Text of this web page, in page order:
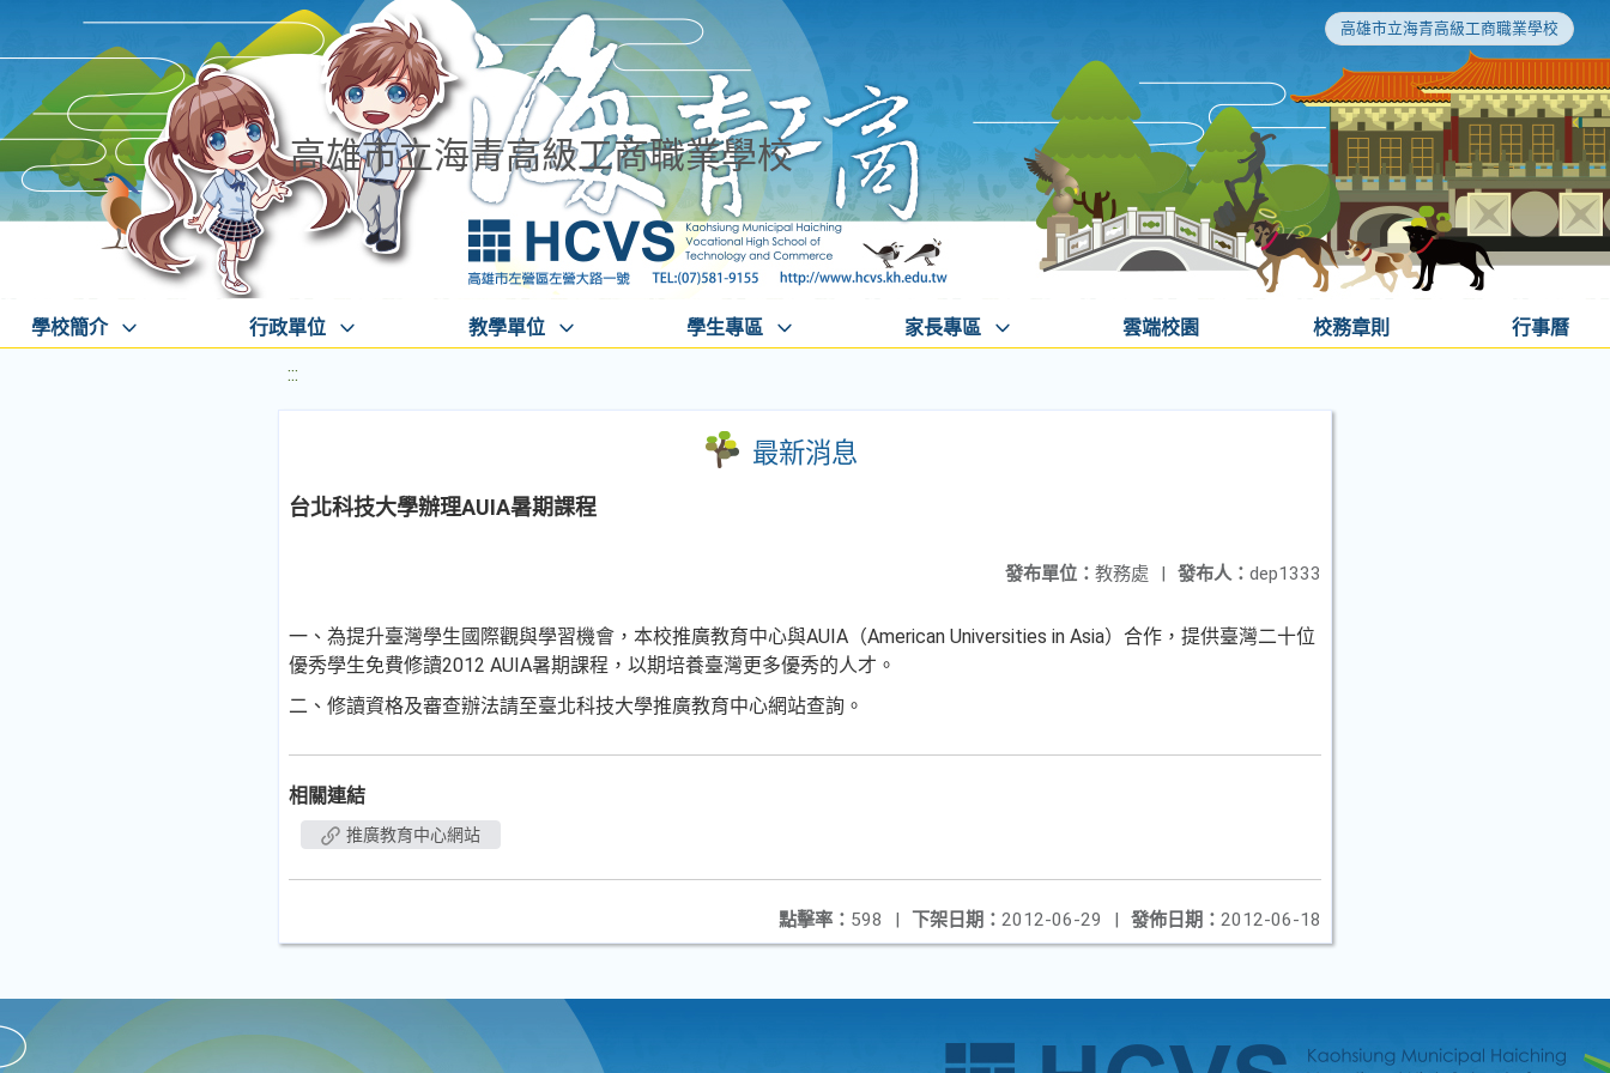
高雄市立海青高級工商職業學校
高雄市立海青高級工商職業學校
學校簡介 行政單位 教學單位 學生專區 家長專區 雲端校園 校務章則 行事曆
:::
最新消息
台北科技大學辦理AUIA暑期課程
發布人： dep1333
發布單位： 教務處 |
一、為提升臺灣學生國際觀與學習機會，本校推廣教育中心與AUIA（American Universities in Asia）合作，提供臺灣二十位
優秀學生免費修讀2012 AUIA暑期課程，以期培養臺灣更多優秀的人才。
二、修讀資格及審查辦法請至臺北科技大學推廣教育中心網站查詢。
相關連結
推廣教育中心網站
發佈日期： 2012-06-18
下架日期： 2012-06-29 |
點擊率： 598 |